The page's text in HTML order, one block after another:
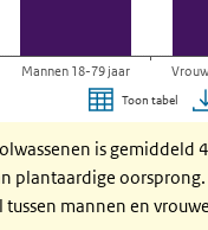
Mannen 18-79 jaar
Toon tabel
is gemiddeld
plantaardige oorsprong.
mannen en